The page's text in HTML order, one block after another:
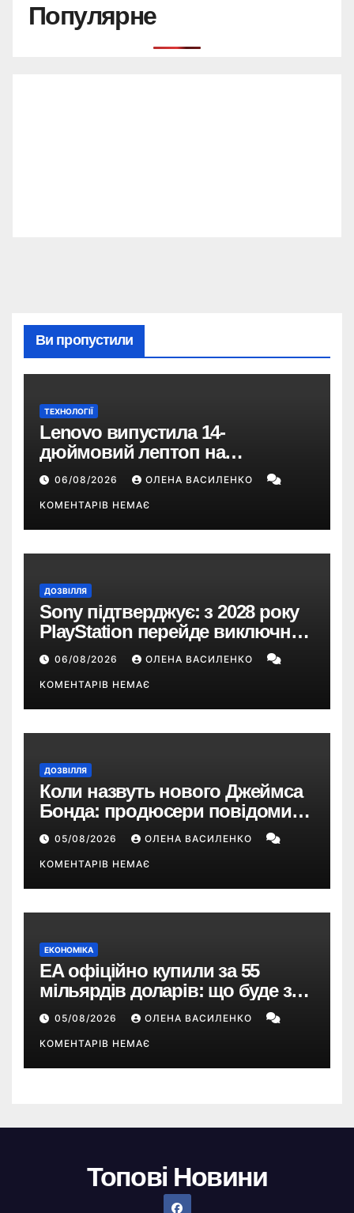
Популярне
Ви пропустили
ТЕХНОЛОГІЇ
Lenovo випустила 14-
дюймовий лептоп на
Snapdragon X2 з автономністю
понад 33 години
06/08/2026 ОЛЕНА ВАСИЛЕНКО
КОМЕНТАРІВ НЕМАЄ
ДОЗВІЛЛЯ
Sony підтверджує: з 2028 року
PlayStation перейде виключно
на цифрові ігри
06/08/2026 ОЛЕНА ВАСИЛЕНКО
КОМЕНТАРІВ НЕМАЄ
ДОЗВІЛЛЯ
Коли назвуть нового Джеймса
Бонда: продюсери повідомили
про терміни кастингу
05/08/2026 ОЛЕНА ВАСИЛЕНКО
КОМЕНТАРІВ НЕМАЄ
ЕКОНОМІКА
EA офіційно купили за 55
мільярдів доларів: що буде з
EA Sports FC, Battlefield і The
Sims
05/08/2026 ОЛЕНА ВАСИЛЕНКО
КОМЕНТАРІВ НЕМАЄ
Топові Новини